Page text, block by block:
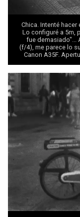
Chica. Intenté
Lo configuré a 5m,
fue demasiado"...
(f/4), me parece lo
Canon A35F.